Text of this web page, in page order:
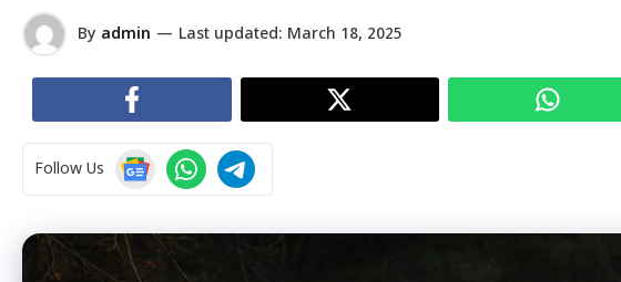
By admin — Last updated: March 18, 2025
Follow Us